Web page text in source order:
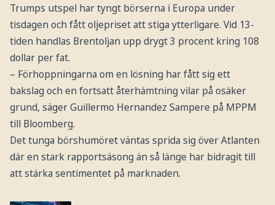
Trumps utspel har tyngt börserna i Europa under
tisdagen och fått oljepriset att stiga ytterligare. Vid 13-
tiden handlas Brentoljan upp drygt 3 procent kring 108
dollar per fat.
– Förhoppningarna om en lösning har fått sig ett
bakslag och en fortsatt återhämtning vilar på osäker
grund, säger Guillermo Hernandez Sampere på MPPM
till Bloomberg.
Det tunga börshumöret väntas sprida sig över Atlanten
där en stark rapportsäsong än så länge har bidragit till
att stärka sentimentet på marknaden.